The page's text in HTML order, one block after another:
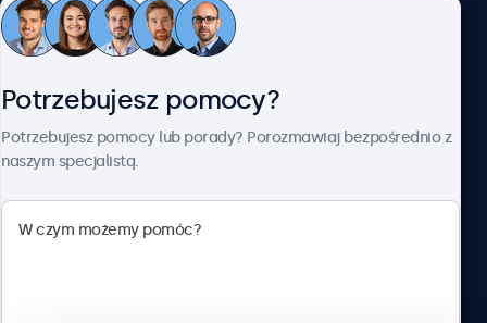
Obsługa klienta
Potrzebujesz pomocy?
Potrzebujesz pomocy lub porady? Porozmawiaj bezpośrednio z
naszym specjalistą.